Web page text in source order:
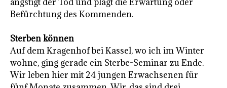
Befürchtung des Kommenden.
Sterben können
Auf dem Kragenhof bei Kassel, wo ich im Winter
wohne, ging gerade ein Sterbe-Seminar zu Ende.
Wir leben hier mit 24 jungen Erwachsenen für